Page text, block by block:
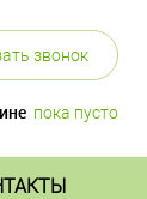
звонок
пока пусто